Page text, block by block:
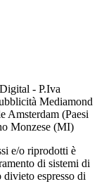
- P.Iva
Mediamond
Amsterdam (Paesi
Monzese (MI)
e/o riprodotti è
di sistemi di
espresso di